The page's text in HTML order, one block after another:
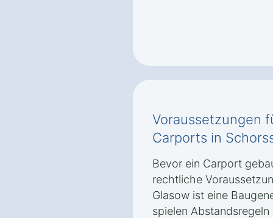
Voraussetzungen
Carports in
Bevor ein Carport
rechtliche
Glasow ist eine
spielen